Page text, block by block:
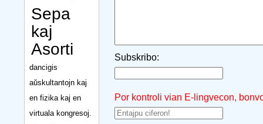
Sepa
kaj
Asorti
dancigis
aŭskultantojn kaj
en fizika kaj en
virtuala kongresoj.
Subskribo:
Por kontroli vian E-lingvecon,